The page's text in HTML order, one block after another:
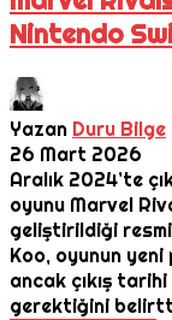
Nintendo
Yazan Duru Bilge
26 Mart 2026
Aralık 2024’te
oyunu Marvel
geliştirildiği resmi
Koo, oyunun yeni
ancak çıkış
gerektiğini